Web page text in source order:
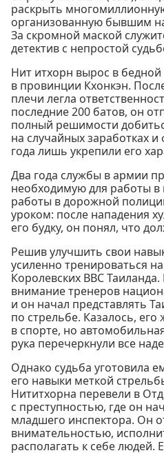
раскрыть
организованную бывшим
За скромной маской
детектив с непростой
Нит итхорн вырос в
в провинции Кхонкэн.
плечи легла
последние 200 батов, он
полный решимости
на случайных заработках
года лишь укрепили его
Два года службы в армии
необходимую для работы
работы в дорожной
уроком: после нападения
его будку, он понял, что
Решив улучшить свои
усиленно тренироваться
Королевских ВВС Таиланда.
внимание тренеров
и он начал представлять
по стрельбе. Казалось,
в спорте, но
рука перечеркнули все
Однако судьба уготовила
его навыки меткой
Нититхорна перевели в
с преступностью, где он
младшего инспектора. Он
внимательностью,
располагать к себе людей.